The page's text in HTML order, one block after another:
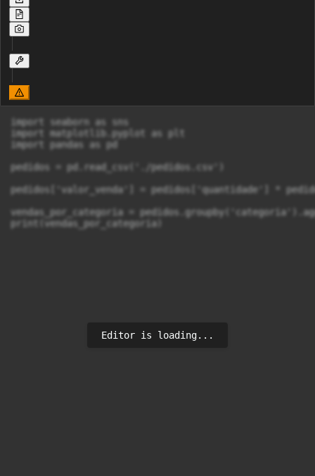
import seaborn as sns
import matplotlib.pyplot as plt
import pandas as pd
pedidos = pd.read_csv('./pedidos.csv')
pedidos['valor_venda'] = pedidos['quantidade'] *
vendas_por_categoria =
print(vendas_por_categoria)
Editor is loading...